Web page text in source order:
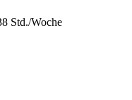
Std./Woche